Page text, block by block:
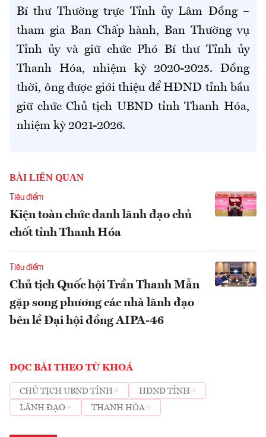
Bí thư Thường trực Tỉnh ủy Lâm Đồng –
tham gia Ban Chấp hành, Ban Thường vụ
Tỉnh ủy và giữ chức Phó Bí thư Tỉnh ủy
Thanh Hóa, nhiệm kỳ 2020-2025. Đồng
thời, ông được giới thiệu để HĐND tỉnh bầu
giữ chức Chủ tịch UBND tỉnh Thanh Hóa,
nhiệm kỳ 2021-2026.
BÀI LIÊN QUAN
Tiêu điểm
Kiện toàn chức danh lãnh đạo chủ
chốt tỉnh Thanh Hóa
Tiêu điểm
Chủ tịch Quốc hội Trần Thanh Mẫn
gặp song phương các nhà lãnh đạo
bên lề Đại hội đồng AIPA-46
ĐỌC BÀI THEO TỪ KHOÁ
CHỦ TỊCH UBND TỈNH
HĐND TỈNH
LÃNH ĐẠO
THANH HÓA